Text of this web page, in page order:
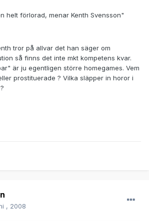
helt förlorad, menar Kenth Svensson"
tror på allvar det han säger om
så finns det inte mkt kompetens kvar.
är ju egentligen större homegames. Vem
prostituerade ? Vilka släpper in horor i
, 2008